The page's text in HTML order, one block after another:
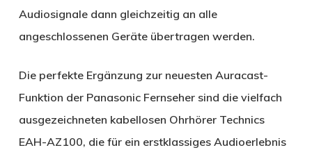
Audiosignale dann gleichzeitig an alle
angeschlossenen Geräte übertragen werden.
Die perfekte Ergänzung zur neuesten Auracast-
Funktion der Panasonic Fernseher sind die vielfach
ausgezeichneten kabellosen Ohrhörer Technics
EAH-AZ100, die für ein erstklassiges Audioerlebnis